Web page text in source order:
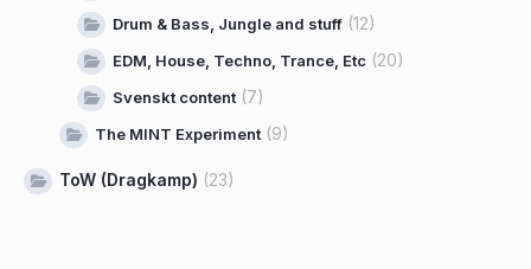
Drum & Bass, Jungle and stuff (12)
EDM, House, Techno, Trance, Etc (20)
Svenskt content (7)
The MINT Experiment (9)
ToW (Dragkamp) (23)